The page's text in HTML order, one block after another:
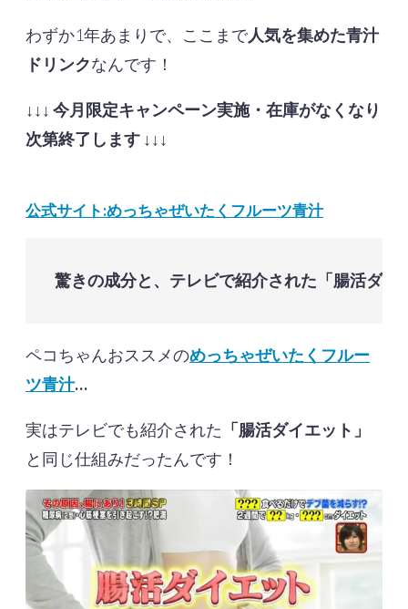
わずか1年あまりで、ここまで人気を集めた青汁
ドリンクなんです！
↓↓↓ 今月限定キャンペーン実施・在庫がなくなり
次第終了します ↓↓↓
公式サイト:めっちゃぜいたくフルーツ青汁
驚きの成分と、テレビで紹介された「腸活ダ
ペコちゃんおススメのめっちゃぜいたくフルー
ツ青汁…
実はテレビでも紹介された 「腸活ダイエット」
と同じ仕組みだったんです！